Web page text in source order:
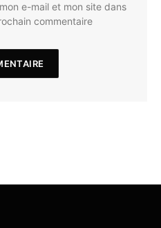
e-mail et mon site dans
commentaire